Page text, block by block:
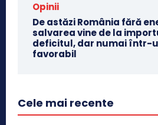
Opinii
De astăzi România fără
salvarea vine de la
deficitul, dar numai într-
favorabil
Cele mai recente